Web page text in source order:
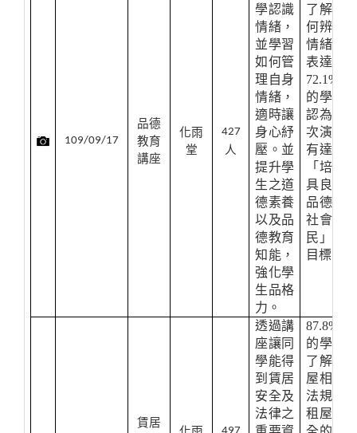
109/09/17
品德
教育
講座
化雨
堂
427
人
學認識
情緒，
並學習
如何管
理自身
情緒，
適時讓
身心紓
壓。並
提升學
生之道
德素養
以及品
德教育
知能，
強化學
生品格
力。
了解如
何辨識
情緒與
表達，
72.1%
的學生
認為本
次演講
有達到
「培養
具良好
品德之
社會公
民」的
目標。
賃居
透過講
座讓同
學能得
到賃居
安全及
法律之
87.8%
的學生
了解租
屋相關
法規及
租屋安